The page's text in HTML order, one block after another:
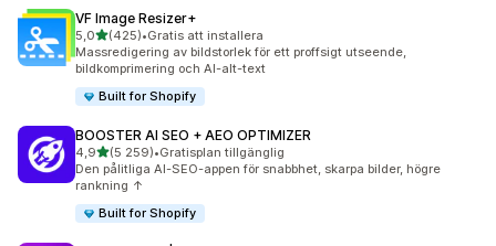
VF Image Resizer+
5,0av 5 stjärnor
(425)
425 recensioner totalt
•Gratis att installera
Massredigering av bildstorlek för ett proffsigt utseende,
bildkomprimering och AI-alt-text
Built for Shopify
BOOSTER AI SEO + AEO OPTIMIZER
4,9av 5 stjärnor
(5 259)
5259 recensioner totalt
•Gratisplan tillgänglig
Den pålitliga AI-SEO-appen för snabbhet, skarpa bilder, högre
rankning ↑
Built for Shopify